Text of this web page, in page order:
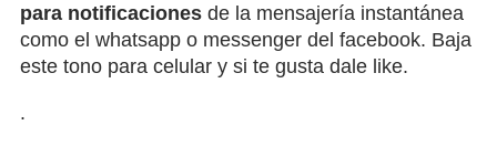
para notificaciones de la mensajería instantánea
como el whatsapp o messenger del facebook. Baja
este tono para celular y si te gusta dale like.
.